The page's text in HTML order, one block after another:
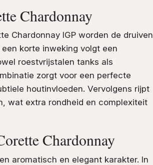
Chardonnay
Chardonnay IGP worden de druiven
korte inweking volgt een
roestvrijstalen tanks als
zorgt voor een perfecte
houtinvloeden. Vervolgens rijpt
wat extra rondheid en complexiteit
Chardonnay
aromatisch en elegant karakter. In